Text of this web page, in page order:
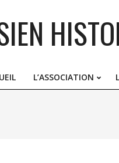
L’ASSOCIATION